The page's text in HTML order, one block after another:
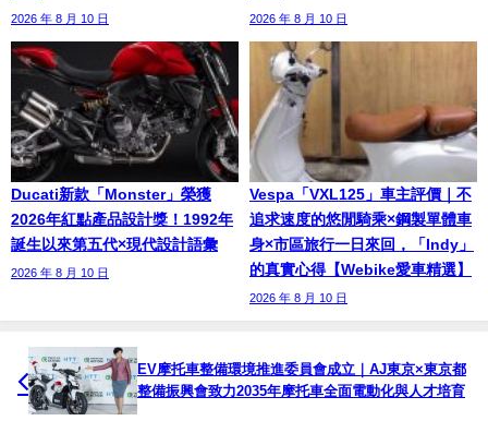
2026 年 8 月 10 日 2026 年 8 月 10 日
Ducati新款「Monster」榮獲
2026年紅點產品設計獎！1992年
誕生以來第五代×現代設計語彙
2026 年 8 月 10 日
Vespa「VXL125」車主評價｜不
追求速度的悠閒騎乘×鋼製單體車
身×市區旅行一日來回，「Indy」
的真實心得【Webike愛車精選】
2026 年 8 月 10 日
EV摩托車整備環境推進委員會成立｜AJ東京×東京都
整備振興會致力2035年摩托車全面電動化與人才培育